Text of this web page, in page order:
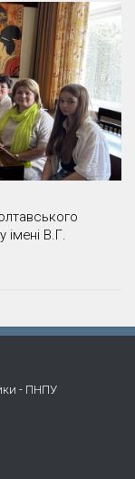
імені В.Г.
- ПНПУ